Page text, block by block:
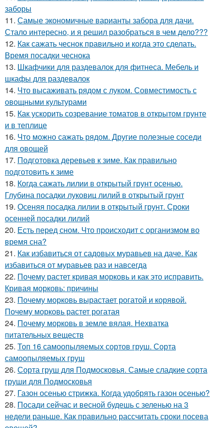
заборы
11. Самые экономичные варианты забора для дачи.
Стало интересно, и я решил разобраться в чем дело???
12. Как сажать чеснок правильно и когда это сделать.
Время посадки чеснока
13. Шкафчики для раздевалок для фитнеса. Мебель и
шкафы для раздевалок
14. Что высаживать рядом с луком. Совместимость с
овощными культурами
15. Как ускорить созревание томатов в открытом грунте
и в теплице
16. Что можно сажать рядом. Другие полезные соседи
для овощей
17. Подготовка деревьев к зиме. Как правильно
подготовить к зиме
18. Когда сажать лилии в открытый грунт осенью.
Глубина посадки луковиц лилий в открытый грунт
19. Осеняя посадка лилии в открытый грунт. Сроки
осенней посадки лилий
20. Есть перед сном. Что происходит с организмом во
время сна?
21. Как избавиться от садовых муравьев на даче. Как
избавиться от муравьев раз и навсегда
22. Почему растет кривая морковь и как это исправить.
Кривая морковь: причины
23. Почему морковь вырастает рогатой и корявой.
Почему морковь растет рогатая
24. Почему морковь в земле вялая. Нехватка
питательных веществ
25. Топ 16 самоопыляемых сортов груш. Сорта
самоопыляемых груш
26. Сорта груш для Подмосковья. Самые сладкие сорта
груши для Подмосковья
27. Газон осенью стрижка. Когда удобрять газон осенью?
28. Посади сейчас и весной будешь с зеленью на 3
недели раньше. Как правильно рассчитать сроки посева